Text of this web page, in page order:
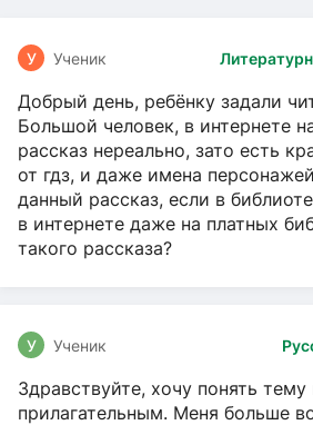
У Ученик
Добрый день, ребёнку задали
Большой человек, в интернете
рассказ нереально, зато есть
от гдз, и даже имена
данный рассказ, если в
в интернете даже на платных
такого рассказа?
У Ученик
Здравствуйте, хочу понять тему
прилагательным. Меня больше